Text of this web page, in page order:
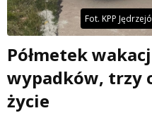
Fot. KPP
Półmetek
wypadków, trzy
życie